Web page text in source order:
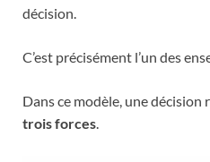
décision.
C’est précisément l’un des
Dans ce modèle, une décision
trois forces